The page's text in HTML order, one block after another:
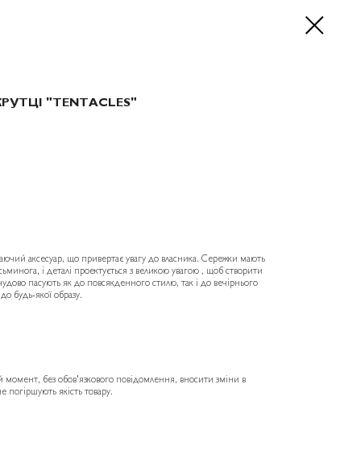
"TENTACLES"
аксесуар, що привертає увагу до власника. Сережки мають
і деталі проектується з великою увагою , щоб створити
пасують як до повсякденного стилю, так і до вечірнього
будь-якої образу.
момент, без обов'язкового повідомлення, вносити зміни в
погіршують якість товару.